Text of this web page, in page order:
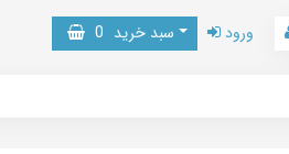
سبد خرید 0 ورود